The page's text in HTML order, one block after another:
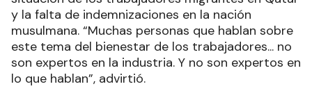
y la falta de indemnizaciones en la nación
musulmana. “Muchas personas que hablan sobre
este tema del bienestar de los trabajadores... no
son expertos en la industria. Y no son expertos en
lo que hablan”, advirtió.